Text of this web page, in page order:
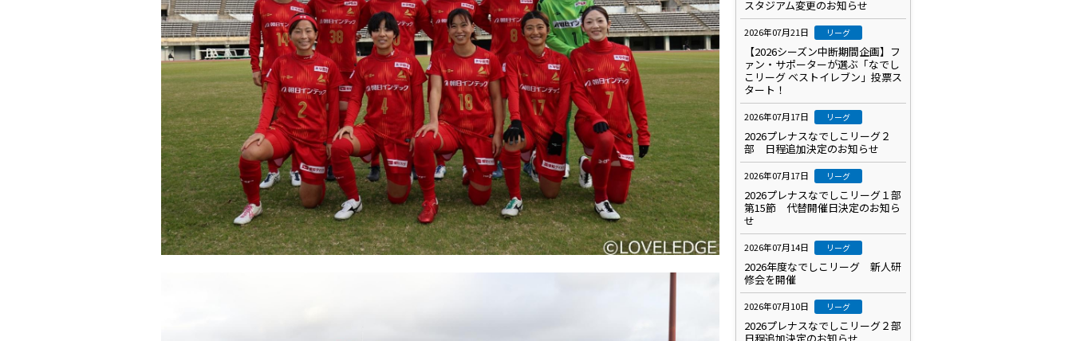
スタジアム変更のお知らせ
2026年07月21日 リーグ
【2026シーズン中断期間企画】フ
ァン・サポーターが選ぶ「なでし
こリーグ ベストイレブン」投票ス
タート！
2026年07月17日 リーグ
2026プレナスなでしこリーグ２
部 日程追加決定のお知らせ
2026年07月17日 リーグ
2026プレナスなでしこリーグ１部
第15節 代替開催日決定のお知ら
せ
2026年07月14日 リーグ
2026年度なでしこリーグ 新人研
修会を開催
2026年07月10日 リーグ
2026プレナスなでしこリーグ２部